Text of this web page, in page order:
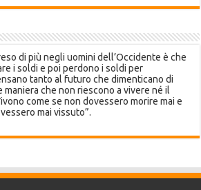
di più negli uomini dell’Occidente è che
i soldi e poi perdono i soldi per
tanto al futuro che dimenticano di
che non riescono a vivere né il
come se non dovessero morire mai e
mai vissuto”.